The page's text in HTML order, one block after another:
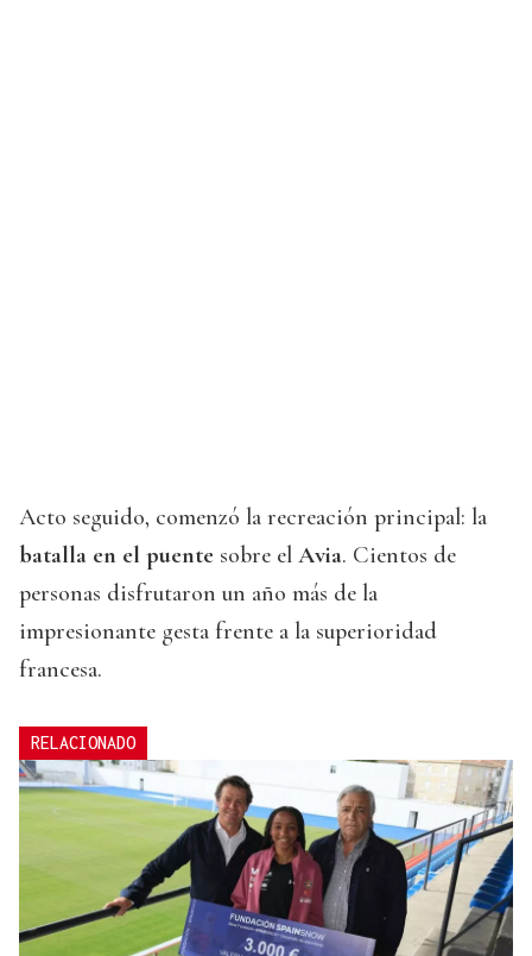
Acto seguido, comenzó la recreación principal: la
batalla en el puente sobre el Avia. Cientos de
personas disfrutaron un año más de la
impresionante gesta frente a la superioridad
francesa.
RELACIONADO